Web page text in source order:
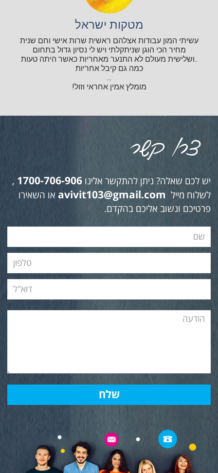
מטקות ישראל
עשיתי המון עבודות אצלהם ראשית שרות אישי וחם שנית
מחיר הכי הוגן שניתקלתי ויש לי נסיון גדול בתחום
..ושלישית מעולם לא התנער מאחריות כאשר היתה טעות
כמה גם קיבל אחריות
...
מומלץ אמין אחראי וזול!
יש לכם שאלה? ניתן להתקשר אלינו 1700-706-906
,
לשלוח מייל avivit103@gmail.com או השאירו
פרטיכם ונשוב אליכם בהקדם.